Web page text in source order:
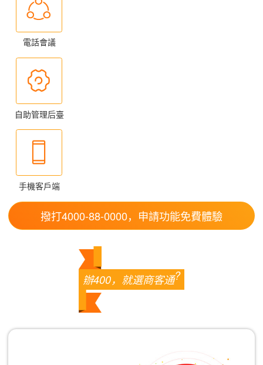
電話會議
自助管理后臺
手機客戶端
撥打4000-88-0000，申請功能免費體驗
辦400，就選商客通?